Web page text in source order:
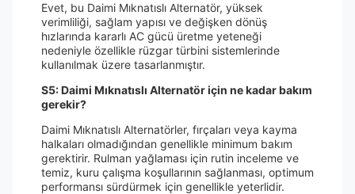
Evet, bu Daimi Mıknatıslı Alternatör, yüksek
verimliliği, sağlam yapısı ve değişken dönüş
hızlarında kararlı AC gücü üretme yeteneği
nedeniyle özellikle rüzgar türbini sistemlerinde
kullanılmak üzere tasarlanmıştır.
S5: Daimi Mıknatıslı Alternatör için ne kadar bakım
gerekir?
Daimi Mıknatıslı Alternatörler, fırçaları veya kayma
halkaları olmadığından genellikle minimum bakım
gerektirir. Rulman yağlaması için rutin inceleme ve
temiz, kuru çalışma koşullarının sağlanması, optimum
performansı sürdürmek için genellikle yeterlidir.